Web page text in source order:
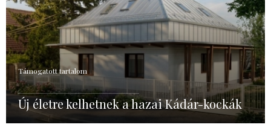
Támogatott tartalom
Új életre kelhetnek a hazai Kádár-kockák